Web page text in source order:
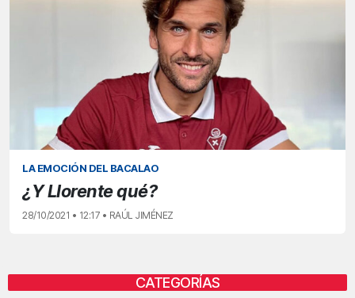
LA EMOCIÓN DEL BACALAO
¿Y Llorente qué?
28/10/2021 • 12:17 • RAÚL JIMÉNEZ
CATEGORÍAS